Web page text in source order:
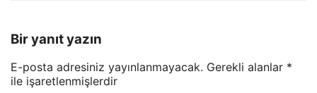
Bir yanıt yazın
E-posta adresiniz yayınlanmayacak. Gerekli alanlar *
ile işaretlenmişlerdir